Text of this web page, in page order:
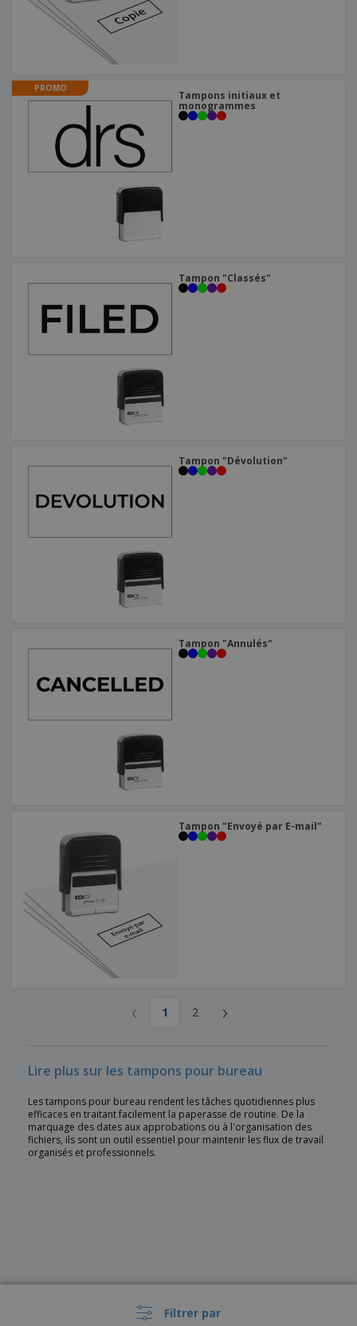
Filtrer par
PROMO
Tampons initiaux et
monogrammes
Tampon "Classés"
Tampon "Dévolution"
Tampon "Annulés"
Tampon "Envoyé par E-mail"
‹ 1 2 ›
Lire plus sur les tampons pour bureau
Les tampons pour bureau rendent les tâches quotidiennes plus
efficaces en traitant facilement la paperasse de routine. De la
marquage des dates aux approbations ou à l'organisation des
fichiers, ils sont un outil essentiel pour maintenir les flux de travail
organisés et professionnels.